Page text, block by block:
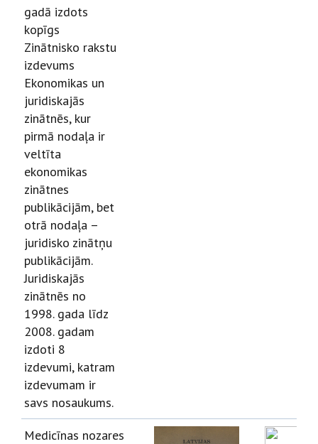
gadā izdots
kopīgs
Zinātnisko rakstu
izdevums
Ekonomikas un
juridiskajās
zinātnēs, kur
pirmā nodaļa ir
veltīta
ekonomikas
zinātnes
publikācijām, bet
otrā nodaļa –
juridisko zinātņu
publikācijām.
Juridiskajās
zinātnēs no
1998. gada līdz
2008. gadam
izdoti 8
izdevumi, katram
izdevumam ir
savs nosaukums.
Medicīnas nozares